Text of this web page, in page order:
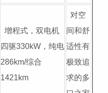
增程式，双电机
四驱330kW，纯电
286km/综合
1421km
对空
间和舒
适性有
极致追
求的多